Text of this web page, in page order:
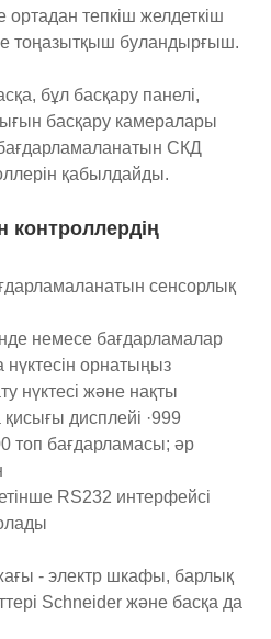
ортадан тепкіш желдеткіш
тоңазытқыш буландырғыш.
бұл басқару панелі,
басқару камералары
СКД
қабылдайды.
контроллердің
сенсорлық
немесе бағдарламалар
орнатыңыз
нүктесі және нақты
дисплейі ·999
топ бағдарламасы; әр
RS232 интерфейсі
- электр шкафы, барлық
Schneider және басқа да